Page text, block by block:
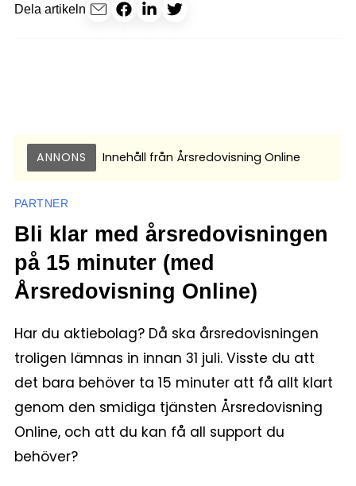
Dela artikeln
ANNONS Innehåll från Årsredovisning Online
PARTNER
Bli klar med årsredovisningen
på 15 minuter (med
Årsredovisning Online)
Har du aktiebolag? Då ska årsredovisningen
troligen lämnas in innan 31 juli. Visste du att
det bara behöver ta 15 minuter att få allt klart
genom den smidiga tjänsten Årsredovisning
Online, och att du kan få all support du
behöver?